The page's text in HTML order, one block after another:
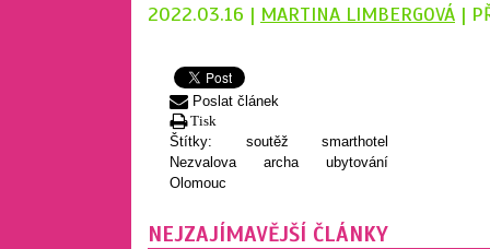
2022.03.16 | MARTINA LIMBERGOVÁ |
Poslat článek
Tisk
Štítky: soutěž smarthotel
Nezvalova archa ubytování
Olomouc
NEJZAJÍMAVĚJŠÍ ČLÁNKY